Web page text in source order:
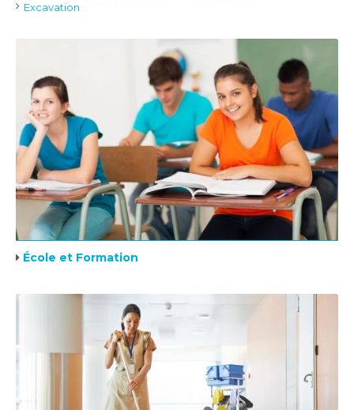
Excavation
École et Formation